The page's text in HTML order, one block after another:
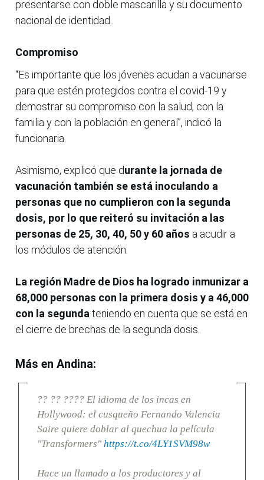
presentarse con doble mascarilla y su documento
nacional de identidad.
Compromiso
“Es importante que los jóvenes acudan a vacunarse
para que estén protegidos contra el covid-19 y
demostrar su compromiso con la salud, con la
familia y con la población en general”, indicó la
funcionaria.
Asimismo, explicó que durante la jornada de
vacunación también se está inoculando a
personas que no cumplieron con la segunda
dosis, por lo que reiteró su invitación a las
personas de 25, 30, 40, 50 y 60 años a acudir a
los módulos de atención.
La región Madre de Dios ha logrado inmunizar a
68,000 personas con la primera dosis y a 46,000
con la segunda teniendo en cuenta que se está en
el cierre de brechas de la segunda dosis.
Más en Andina:
?? ?? ???? El idioma de los incas en
Hollywood: el cusqueño Fernando Valencia
Saire quiere doblar al quechua la película
"Transformers" https://t.co/4LY1SVM98w
Hace un llamado a los productores y al